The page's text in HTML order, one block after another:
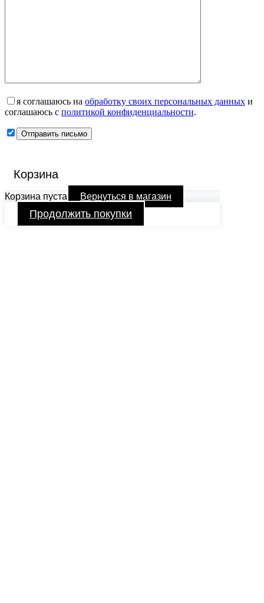
я соглашаюсь на обработку своих персональных данных и
соглашаюсь с политикой конфиденциальности.
Корзина
Корзина пуста Вернуться в магазин
Продолжить покупки